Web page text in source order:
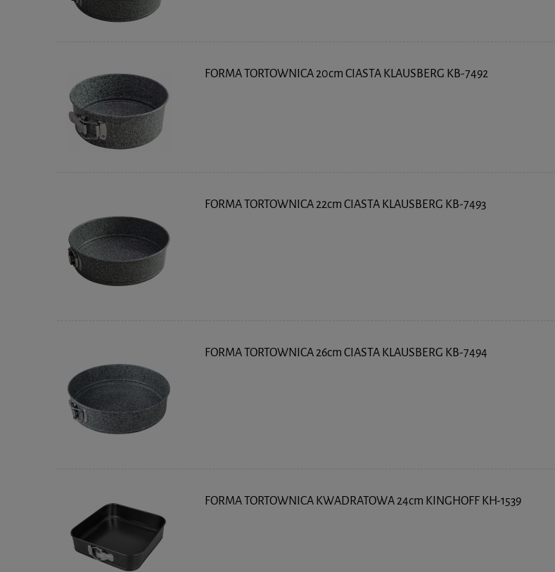
FORMA TORTOWNICA 20cm CIASTA KLAUSBERG KB-7492
FORMA TORTOWNICA 22cm CIASTA KLAUSBERG KB-7493
FORMA TORTOWNICA 26cm CIASTA KLAUSBERG KB-7494
FORMA TORTOWNICA KWADRATOWA 24cm KINGHOFF KH-1539